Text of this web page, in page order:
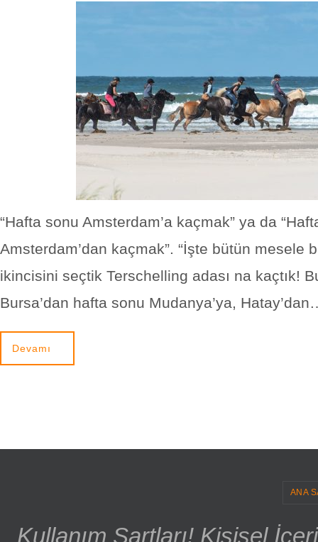
“Hafta sonu Amsterdam’a kaçmak” ya da
Amsterdam’dan kaçmak”. “İşte bütün mesele
ikincisini seçtik Terschelling adası na kaçtık!
Bursa’dan hafta sonu Mudanya’ya,
Devamı
ANA
Kullanım Şartları! Kişisel